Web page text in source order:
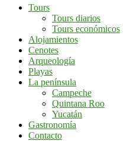
Mochileros
Yucatán
Yucatán
Tours
Tours diarios
Tours económicos
Alojamientos
Cenotes
Arqueología
Playas
La península
Campeche
Quintana Roo
Yucatán
Gastronomía
Contacto